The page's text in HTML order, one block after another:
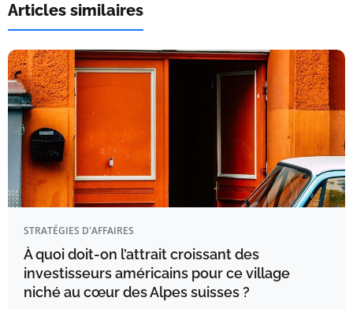
Articles similaires
STRATÉGIES D'AFFAIRES
À quoi doit-on l’attrait croissant des
investisseurs américains pour ce village
niché au cœur des Alpes suisses ?